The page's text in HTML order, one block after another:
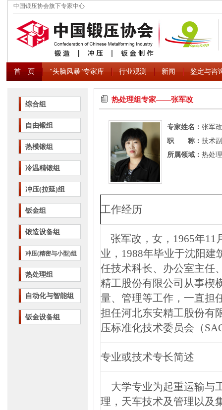
中国锻压协会旗下专家中心
首 页 "头脑风暴"专家库 行业观测 新闻 鉴定与咨
综合组
自由锻组
热模锻组
冷温精锻组
冲压(拉延)组
钣金组
锻造设备组
冲压(精密与小型)组
热处理组
自动化与智能组
钣金设备组
热处理组专家――张军改
专家姓名： 张军改
职 称： 技术
所属领域： 热处
工作经历
张军改，女， 1965年11
业， 1988年毕业于沈阳建
任技术科长、办公室主任
精工股份有限公司从事楔
量、管理等工作，一直担
担任河北东安精工股份有
压标准化技术委员会（
专业或技术专长简述
大学专业为起重运输与
理，天车技术及管理以及